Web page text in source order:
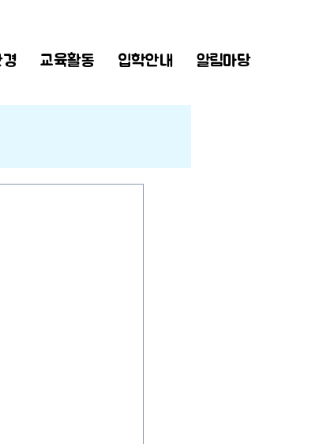
경 교육활동 입학안내 알림마당